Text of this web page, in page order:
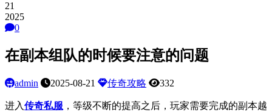
21
2025
0
在副本组队的时候要注意的问题
admin 2025-08-21 传奇攻略 332
进入传奇私服 ，等级不断的提高之后，玩家需要完成的副本越